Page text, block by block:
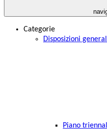
Categorie
Disposizioni
Piano